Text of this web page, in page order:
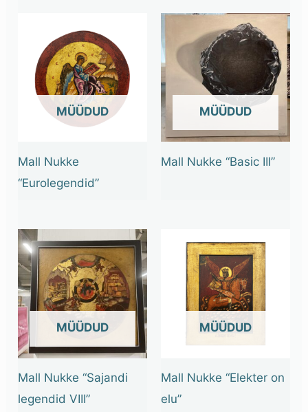
OUT OF STOCK
Mall Nukke
“Eurolegendid”
OUT OF STOCK
Mall Nukke “Basic III”
OUT OF STOCK
Mall Nukke “Sajandi
legendid VIII”
OUT OF STOCK
Mall Nukke “Elekter on
elu”